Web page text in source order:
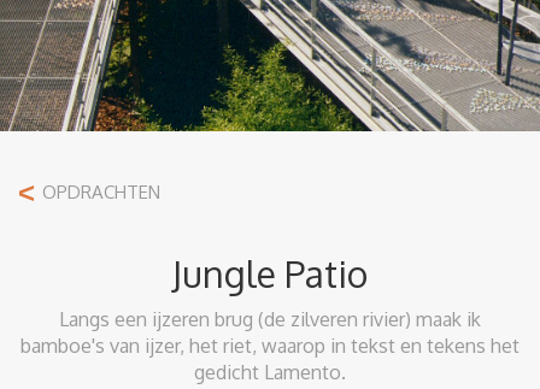
< OPDRACHTEN
Jungle Patio
Langs een ijzeren brug (de zilveren rivier) maak ik
bamboe's van ijzer, het riet, waarop in tekst en tekens het
gedicht Lamento.